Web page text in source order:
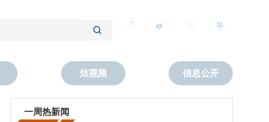
炫视频 信息公开
一周热新闻